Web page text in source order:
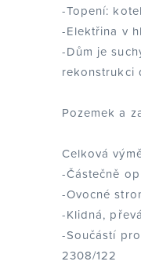
-Topení:
-Elektřina v
-Dům je
rekonstrukci
Pozemek a
Celková
-Částečně
-Ovocné
-Klidná,
-Součástí
2308/122